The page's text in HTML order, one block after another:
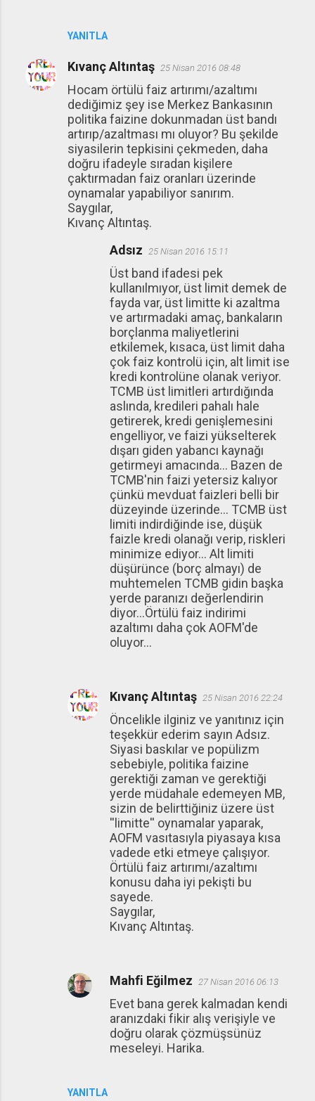
YANITLA
Kıvanç Altıntaş 25 Nisan 2016 08:48
Hocam örtülü faiz artırımı/azaltımı
dediğimiz şey ise Merkez Bankasının
politika faizine dokunmadan üst bandı
artırıp/azaltması mı oluyor? Bu şekilde
siyasilerin tepkisini çekmeden, daha
doğru ifadeyle sıradan kişilere
çaktırmadan faiz oranları üzerinde
oynamalar yapabiliyor sanırım.
Saygılar,
Kıvanç Altıntaş.
YANITLA
Adsız 25 Nisan 2016 15:11
Üst band ifadesi pek
kullanılmıyor, üst limit demek de
fayda var, üst limitte ki azaltma
ve artırmadaki amaç, bankaların
borçlanma maliyetlerini
etkilemek, kısaca, üst limit daha
çok faiz kontrolü için, alt limit ise
kredi kontrolüne olanak veriyor.
TCMB üst limitleri artırdığında
aslında, kredileri pahalı hale
getirerek, kredi genişlemesini
engelliyor, ve faizi yükselterek
dışarı giden yabancı kaynağı
getirmeyi amacında... Bazen de
TCMB'nin faizi yetersiz kalıyor
çünkü mevduat faizleri belli bir
düzeyinde üzerinde... TCMB üst
limiti indirdiğinde ise, düşük
faizle kredi olanağı verip, riskleri
minimize ediyor... Alt limiti
düşürünce (borç almayı) de
muhtemelen TCMB gidin başka
yerde paranızı değerlendirin
diyor...Örtülü faiz indirimi
azaltımı daha çok AOFM'de
oluyor...
Kıvanç Altıntaş 25 Nisan 2016 22:24
Öncelikle ilginiz ve yanıtınız için
teşekkür ederim sayın Adsız.
Siyasi baskılar ve popülizm
sebebiyle, politika faizine
gerektiği zaman ve gerektiği
yerde müdahale edemeyen MB,
sizin de belirttiğiniz üzere üst
''limitte'' oynamalar yaparak,
AOFM vasıtasıyla piyasaya kısa
vadede etki etmeye çalışıyor.
Örtülü faiz artırımı/azaltımı
konusu daha iyi pekişti bu
sayede.
Saygılar,
Kıvanç Altıntaş.
Mahfi Eğilmez 27 Nisan 2016 06:13
Evet bana gerek kalmadan kendi
aranızdaki fikir alış verişiyle ve
doğru olarak çözmüşsünüz
meseleyi. Harika.